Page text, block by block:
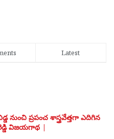
Latest
నుంచి ప్రపంచ శాస్త్రవేత్తగా ఎదిగిన
విజయగాథ |